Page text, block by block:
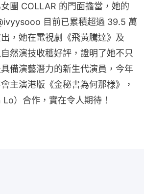
團 COLLAR 的門面擔當，她的
目前已累積超過 39.5 萬
，她在電視劇《飛黃騰達》及
自然演技收穫好評，證明了她不只
備演藝潛力的新生代演員，今年
主演港版《金秘書為何那樣》，
）合作，實在令人期待！